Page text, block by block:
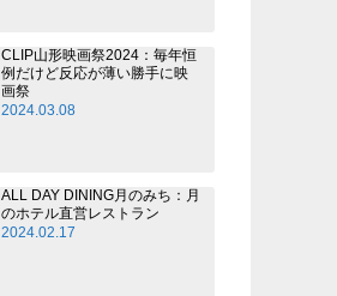
CLIP山形映画祭2024：毎年恒
例だけど反応が薄い勝手に映
画祭
2024.03.08
ALL DAY DINING月のみち：月
のホテル直営レストラン
2024.02.17